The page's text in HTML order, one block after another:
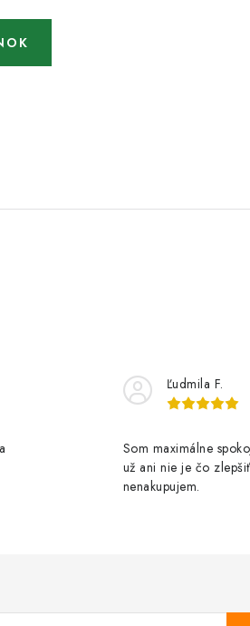
Ľudmila F.
Som maximálne
už ani nie je čo
nenakupujem.